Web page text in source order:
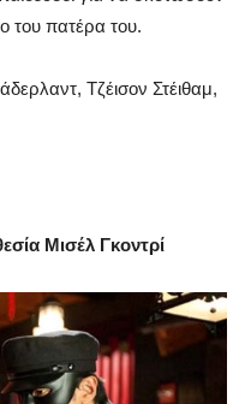
του πατέρα του.
Τζέισον Στέιθαμ,
Μισέλ Γκοντρί